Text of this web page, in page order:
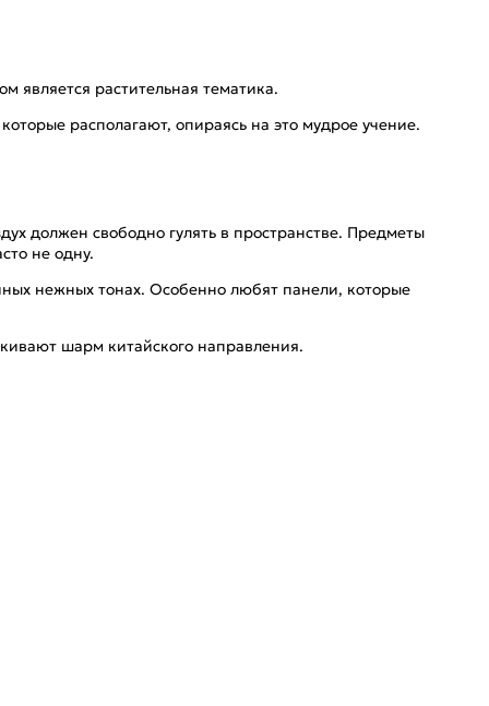
является растительная тематика.
располагают, опираясь на это мудрое учение.
должен свободно гулять в пространстве. Предметы
не одну.
нежных тонах. Особенно любят панели, которые
шарм китайского направления.